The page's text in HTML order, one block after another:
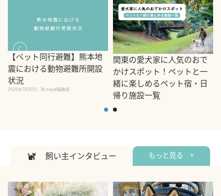
【ペット同行避難】熊本地
震における動物避難所開設
状況
2026年7月30日 By equall編集部
関東の愛犬家に人気のおで
かけスポット！ペットと一
緒に楽しめるペット宿・日
帰り施設一覧
飼い主インタビュー もっと見る +